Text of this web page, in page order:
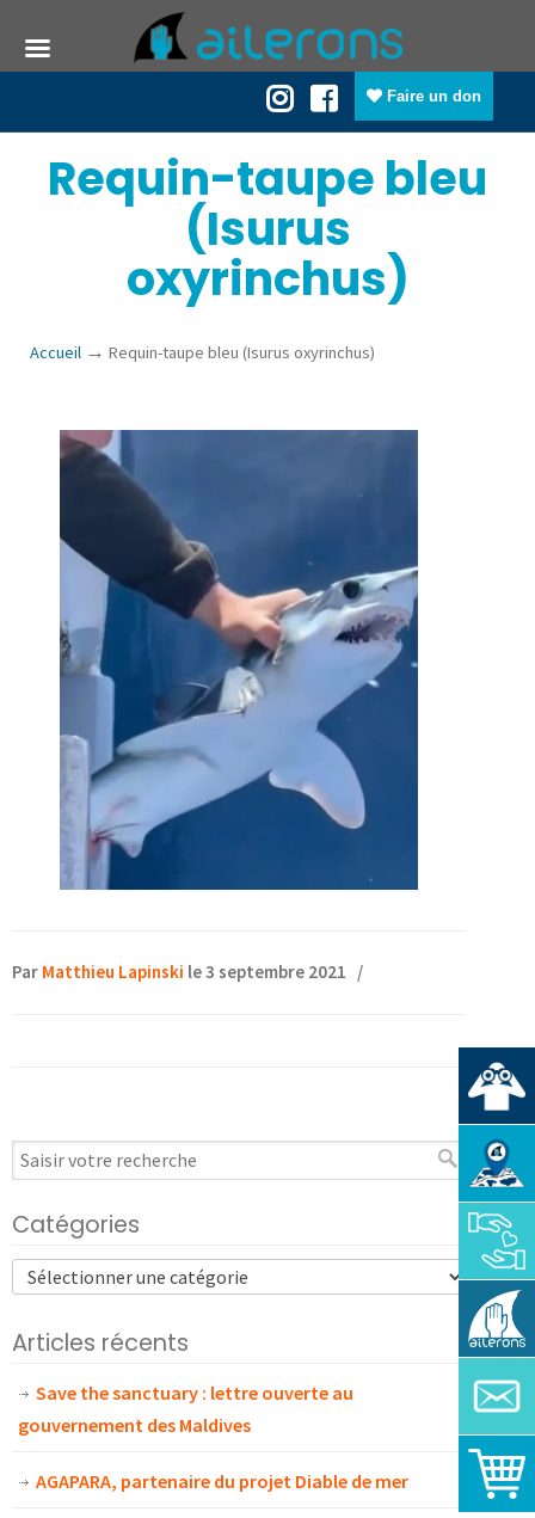
Faire un don
Requin-taupe bleu
(Isurus
oxyrinchus)
Accueil → Requin-taupe bleu (Isurus oxyrinchus)
Par Matthieu Lapinski le 3 septembre 2021 /
Catégories
Articles récents
Save the sanctuary : lettre ouverte au
gouvernement des Maldives
AGAPARA, partenaire du projet Diable de mer